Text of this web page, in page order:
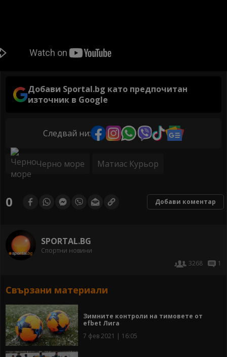
Добави Sportal.bg като предпочитан
източник в Google
Следвай ни:
Черно море Матиас Курьор
0 Добави коментар
SPORTAL.BG
Спортни новини
3268
1
Свързани материали
Зимните контроли на тимовете от
efbet Лига
7 фев 2021 | 16:05